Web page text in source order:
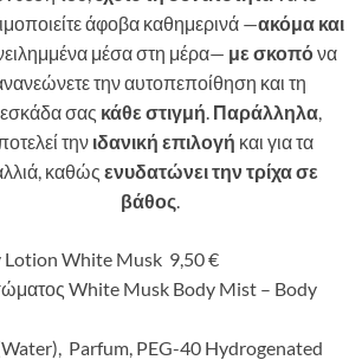
άφοβα καθημερινά —ακόμα και
μέσα στη μέρα— με σκοπόνα
την αυτοπεποίθηση και τη
σας κάθε στιγμή. Παράλληλα,
την ιδανική επιλογή και για τα
καθώς ενυδατώνει την τρίχα σε
βάθος.
Lotion White Musk 9,50€
White Musk Body Mist – Body
Parfum, PEG-40 Hydrogenated